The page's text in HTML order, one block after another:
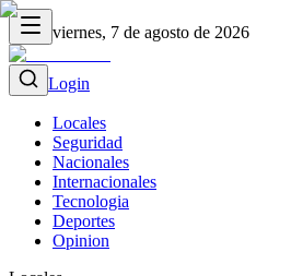
viernes, 7 de agosto de 2026
Login
Locales
Seguridad
Nacionales
Internacionales
Tecnologia
Deportes
Opinion